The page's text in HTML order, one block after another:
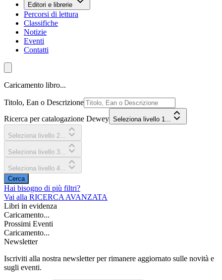
Editori e librerie
Percorsi di lettura
Classifiche
Notizie
Eventi
Contatti
Caricamento libro...
Titolo, Ean o Descrizione
Ricerca per catalogazione Dewey Seleziona livello 1...
Seleziona livello 2...
Seleziona livello 3...
Seleziona livello 4...
Cerca
Hai bisogno di più filtri?
Vai alla RICERCA AVANZATA
Libri in evidenza
Caricamento...
Prossimi Eventi
Caricamento...
Newsletter
Iscriviti alla nostra newsletter per rimanere aggiornato sulle novità e
sugli eventi.